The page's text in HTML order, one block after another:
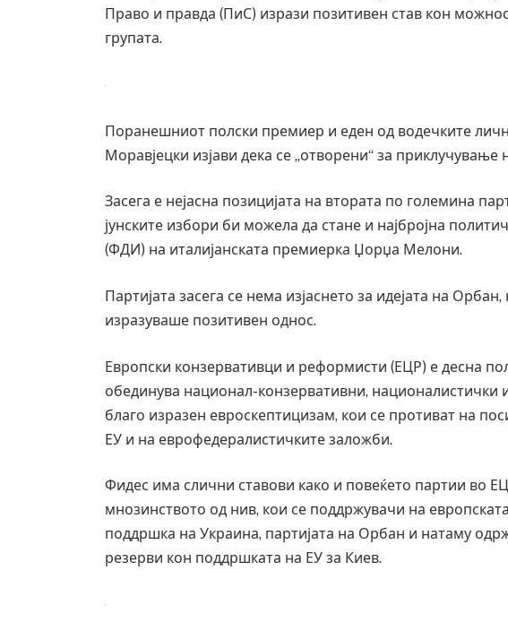
Право и правда (ПиС) изрази позитивен став кон
групата.
Поранешниот полски премиер и еден од водечките
Моравјецки изјави дека се „отворени“ за
Засега е нејасна позицијата на втората по големина
јунските избори би можела да стане и најбројна
(ФДИ) на италијанската премиерка Џорџа Мелони.
Партијата засега се нема изјаснето за идејата на
изразуваше позитивен однос.
Европски конзервативци и реформисти (ЕЦР) е десна
обединува национал-конзервативни, националистички
благо изразен евроскептицизам, кои се противат на
ЕУ и на еврофедералистичките заложби.
Фидес има слични ставови како и повеќето партии во
мнозинството од нив, кои се поддржувачи на
поддршка на Украина, партијата на Орбан и натаму
резерви кон поддршката на ЕУ за Киев.
Грција: Горат Парос, Андрос, Калимнос, Крит, …